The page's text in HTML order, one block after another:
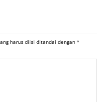
harus diisi ditandai dengan *